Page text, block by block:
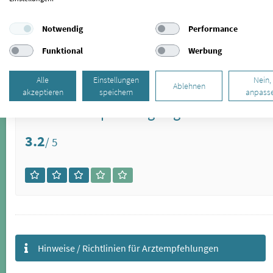
einem Spezialisten überweisen. Endlich geht es mir
Schnelle Empfehlung abgeben?
3.2/ 5
Hinweise / Richtlinien für Arztempfehlungen
Notwendig
Performance
Funktional
Werbung
Alle
akzeptieren
Einstellungen
speichern
Ablehnen
Nein,